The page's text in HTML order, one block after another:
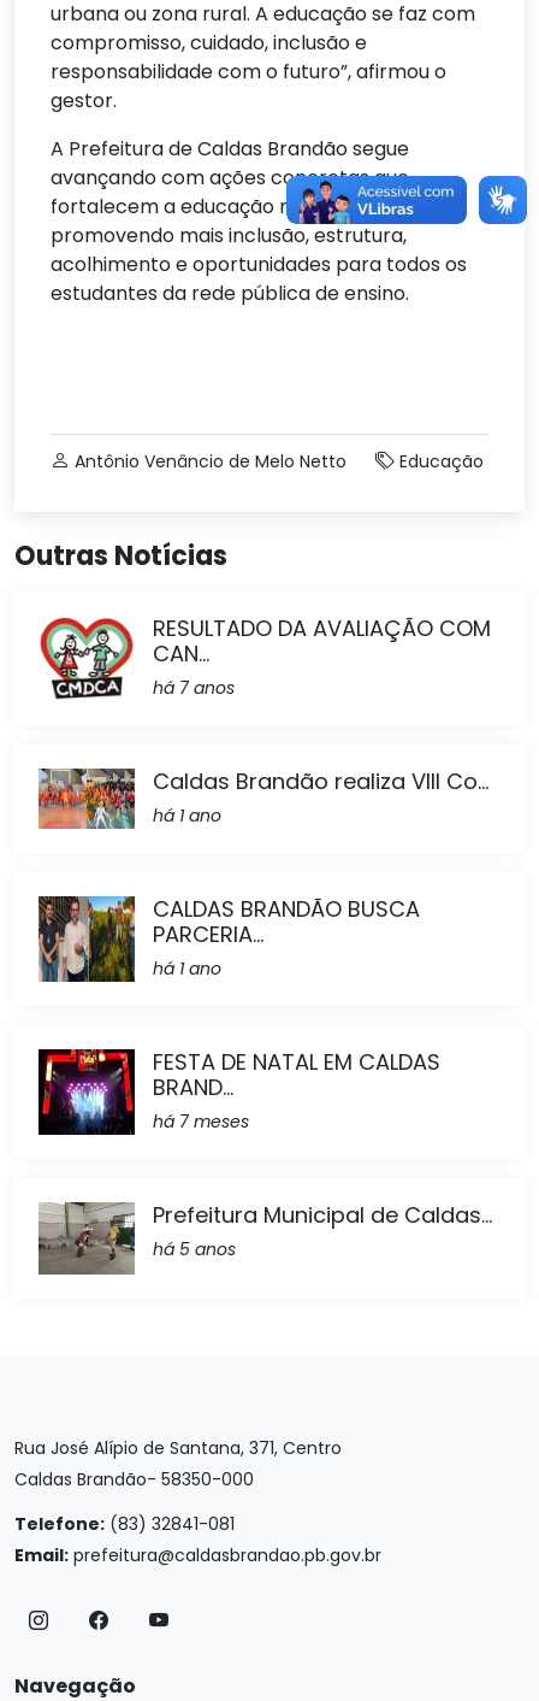
urbana ou zona rural. A educação se faz com
compromisso, cuidado, inclusão e
responsabilidade com o futuro”, afirmou o
gestor.
A Prefeitura de Caldas Brandão segue
avançando com ações concretas que
fortalecem a educação municipal,
promovendo mais inclusão, estrutura,
acolhimento e oportunidades para todos os
estudantes da rede pública de ensino.
Antônio Venâncio de Melo Netto Educação
Outras Notícias
RESULTADO DA AVALIAÇÃO COM
CAN...
há 7 anos
Caldas Brandão realiza VIII Co...
há 1 ano
CALDAS BRANDÃO BUSCA
PARCERIA...
há 1 ano
FESTA DE NATAL EM CALDAS
BRAND...
há 7 meses
Prefeitura Municipal de Caldas...
há 5 anos
Rua José Alípio de Santana, 371, Centro
Caldas Brandão- 58350-000
Telefone: (83) 32841-081
Email: prefeitura@caldasbrandao.pb.gov.br
Navegação